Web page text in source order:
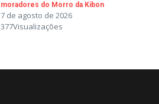
moradores do Morro da Kibon
7 de agosto de 2026
377Visualizações